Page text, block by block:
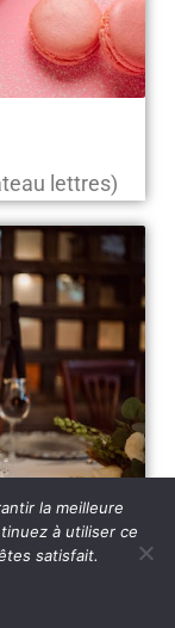
lettres)
la meilleure
à utiliser ce
satisfait.